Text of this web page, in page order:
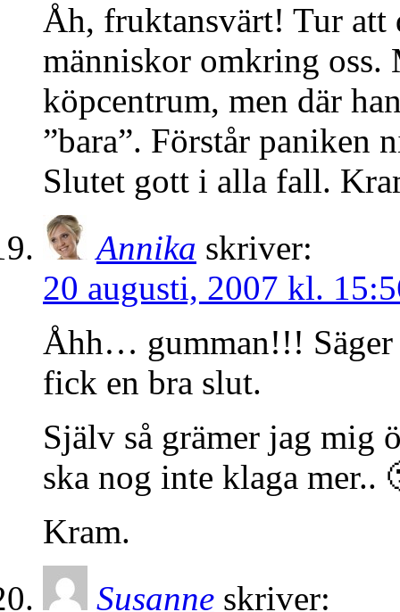
Åh, fruktansvärt! Tur att
människor omkring
köpcentrum, men där
”bara”. Förstår paniken
Slutet gott i alla fall.
Annika skriver:
20 augusti, 2007 kl.
Åhh… gumman!!! Säger
fick en bra slut.
Själv så grämer jag mig
ska nog inte klaga mer..
Kram.
Susanne skriver: